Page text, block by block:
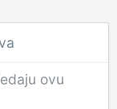
ovu